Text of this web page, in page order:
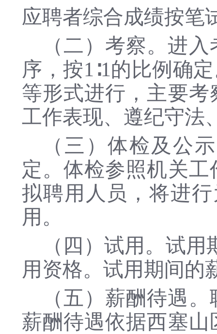
应聘者综合成绩按笔
（二）考察。进
序，按1∶1的比例确
等形式进行，主要考
工作表现、遵纪守法
（三）体检及公
定。体检参照机关
拟聘用人员，将进
用。
（四）试用。试用
用资格。试用期间的
（五）薪酬待遇
薪酬待遇依据西塞